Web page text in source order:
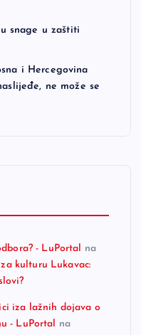
snage u zaštiti
i Hercegovina
ne može se
- LuPortal na
kulturu Lukavac:
iza lažnih dojava o
- LuPortal na